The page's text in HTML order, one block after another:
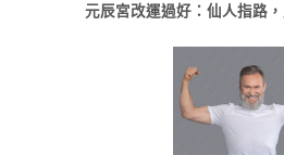
元辰宮改運過好：仙人指路